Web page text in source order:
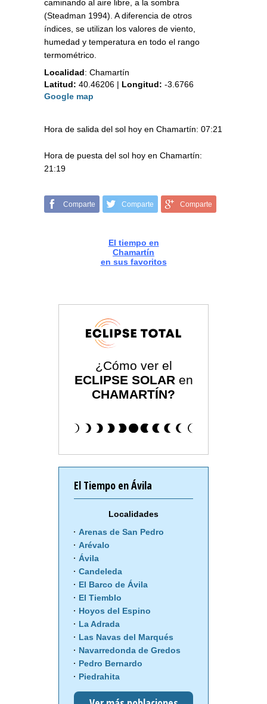
caminando al aire libre, a la sombra
(Steadman 1994). A diferencia de otros
índices, se utilizan los valores de viento,
humedad y temperatura en todo el rango
termométrico.
Localidad: Chamartín
Latitud: 40.46206 | Longitud: -3.6766
Google map
Hora de salida del sol hoy en Chamartín: 07:21
Hora de puesta del sol hoy en Chamartín:
21:19
Comparte Comparte Comparte
El tiempo en
Chamartín
en sus favoritos
¿Cómo ver el
ECLIPSE SOLAR en
CHAMARTÍN?
El Tiempo en Ávila
Localidades
Arenas de San Pedro
Arévalo
Ávila
Candeleda
El Barco de Ávila
El Tiemblo
Hoyos del Espino
La Adrada
Las Navas del Marqués
Navarredonda de Gredos
Pedro Bernardo
Piedrahita